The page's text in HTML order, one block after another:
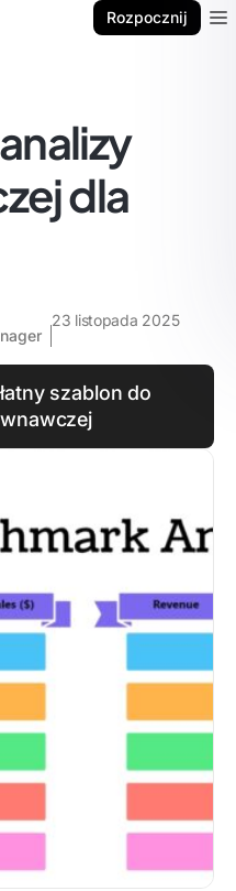
Rozpocznij
dla
23 listopada 2025
szablon do